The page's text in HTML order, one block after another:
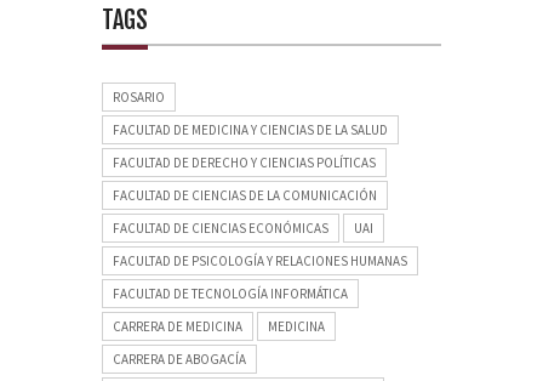
TAGS
ROSARIO
FACULTAD DE MEDICINA Y CIENCIAS DE LA SALUD
FACULTAD DE DERECHO Y CIENCIAS POLÍTICAS
FACULTAD DE CIENCIAS DE LA COMUNICACIÓN
FACULTAD DE CIENCIAS ECONÓMICAS
UAI
FACULTAD DE PSICOLOGÍA Y RELACIONES HUMANAS
FACULTAD DE TECNOLOGÍA INFORMÁTICA
CARRERA DE MEDICINA
MEDICINA
CARRERA DE ABOGACÍA